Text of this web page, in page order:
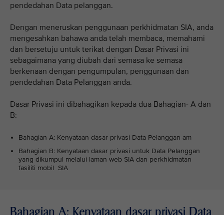
pendedahan Data pelanggan.
Dengan meneruskan penggunaan perkhidmatan SIA, anda
mengesahkan bahawa anda telah membaca, memahami
dan bersetuju untuk terikat dengan Dasar Privasi ini
sebagaimana yang diubah dari semasa ke semasa
berkenaan dengan pengumpulan, penggunaan dan
pendedahan Data Pelanggan anda.
Dasar Privasi ini dibahagikan kepada dua Bahagian- A dan
B:
Bahagian A: Kenyataan dasar privasi Data Pelanggan am
Bahagian B: Kenyataan dasar privasi untuk Data Pelanggan
yang dikumpul melalui laman web SIA dan perkhidmatan
fasiliti mobil SIA
Bahagian A: Kenyataan dasar privasi Data